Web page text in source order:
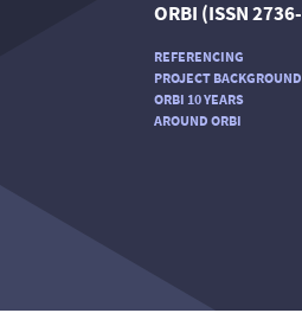
ORBI (ISSN
REFERENCING
PROJECT BACKGROUND
ORBI 10 YEARS
AROUND ORBI